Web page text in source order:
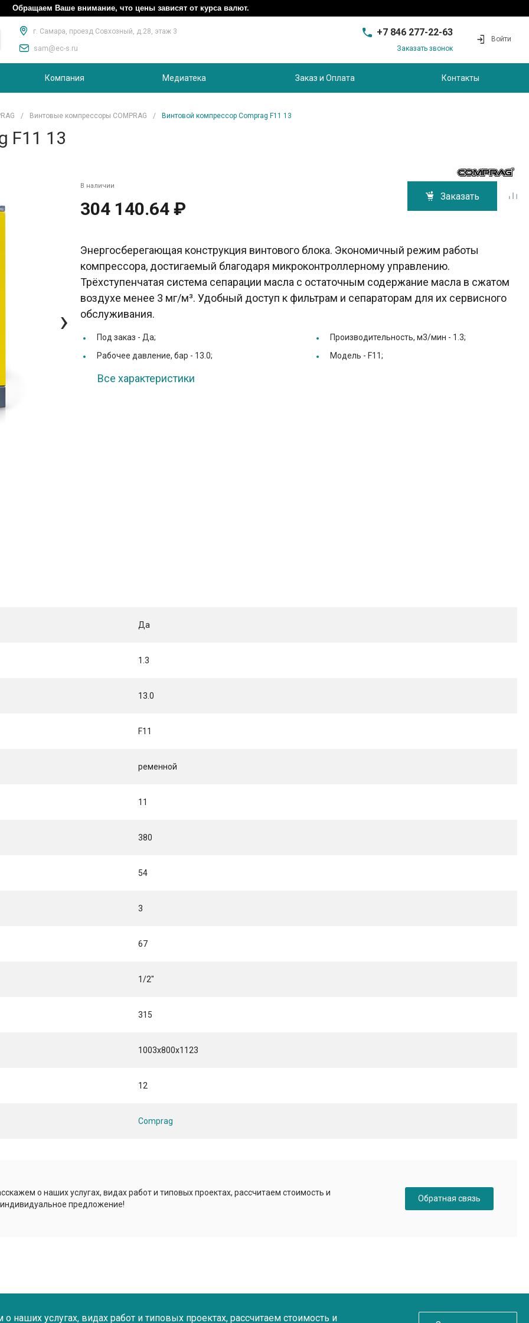
Обращаем Ваше внимание, что цены зависят от курса валют.
г. Самара, проезд Совхозный, д.28, этаж 3
sam@ec-s.ru
+7 846 277-22-63
+7 846 277-22-63
Совхозный, д.28, этаж 3
Заказать звонок
Войти
Компания Медиатека Заказ и Оплата Контакты
/ Винтовые компрессоры COMPRAG / Винтовой компрессор Comprag F11 13
F11 13
›
В наличии
304 140.64 ₽
Заказать
Энергосберегающая конструкция винтового блока. Экономичный режим работы
компрессора, достигаемый благодаря микроконтроллерному управлению.
Трёхступенчатая система сепарации масла с остаточным содержание масла в сжатом
воздухе менее 3 мг/м³. Удобный доступ к фильтрам и сепараторам для их сервисного
обслуживания.
Под заказ -Да; Производительность, м3/мин - 1.3;
Рабочее давление, бар - 13.0; Модель - F11;
Все характеристики
Да
1.3
13.0
F11
ременной
11
380
54
3
67
1/2"
315
1003x800x1123
12
Comprag
о наших услугах, видах работ и типовых проектах, рассчитаем стоимость и
предложение!
Обратная связь
наших услугах, видах работ и типовых проектах, рассчитаем стоимость и